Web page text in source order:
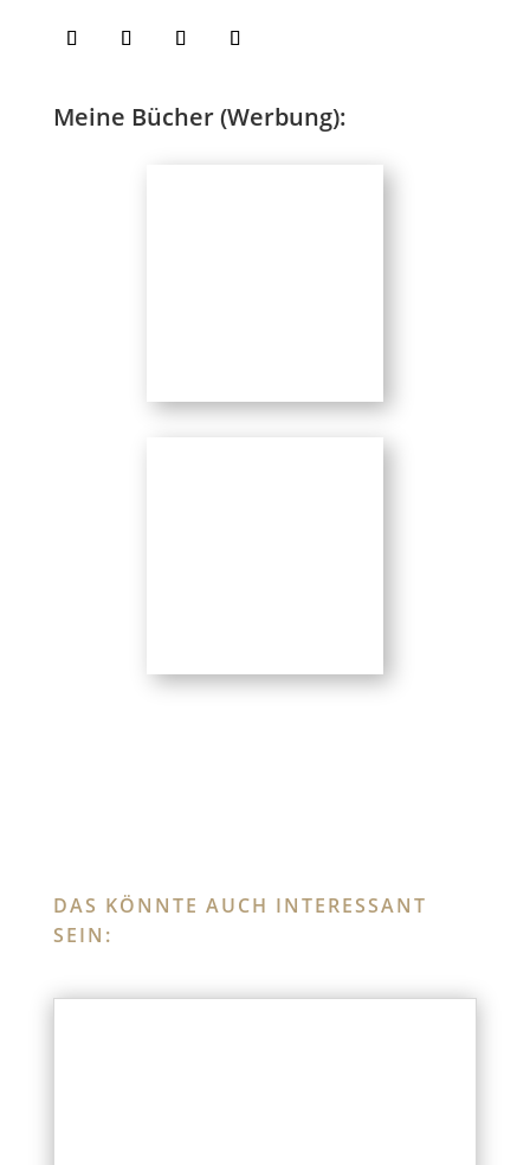
Meine Bücher (Werbung):
DAS KÖNNTE AUCH INTERESSANT
SEIN: